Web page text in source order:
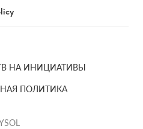
НА ИНИЦИАТИВЫ
ПОЛИТИКА